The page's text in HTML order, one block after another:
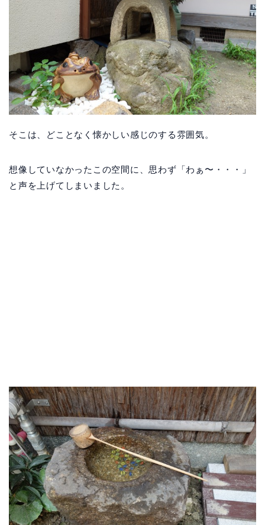
そこは、どことなく懐かしい感じのする雰囲気。
想像していなかったこの空間に、思わず「わぁ〜・・・」
と声を上げてしまいました。